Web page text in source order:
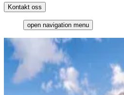
Kontakt oss
open navigation menu